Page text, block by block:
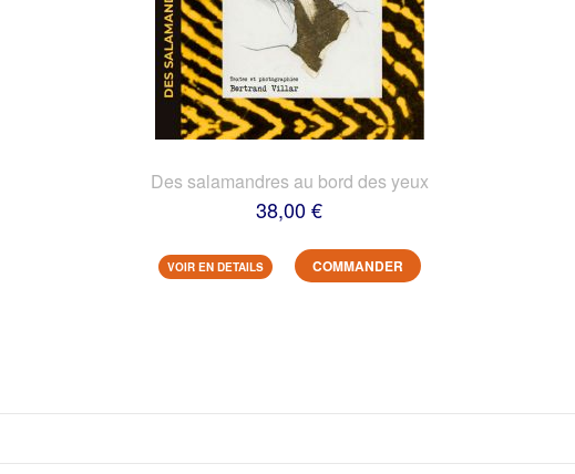
Des salamandres au bord des yeux
38,00 €
VOIR EN DETAILS COMMANDER